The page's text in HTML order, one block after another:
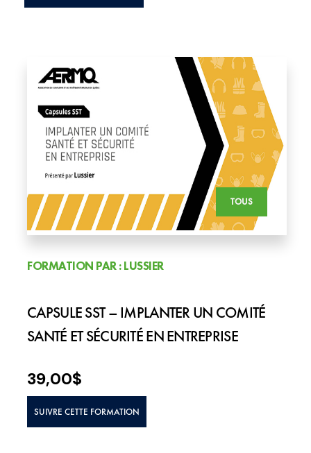
TOUS
FORMATION PAR : LUSSIER
CAPSULE SST – IMPLANTER UN COMITÉ
SANTÉ ET SÉCURITÉ EN ENTREPRISE
39,00$
SUIVRE CETTE FORMATION